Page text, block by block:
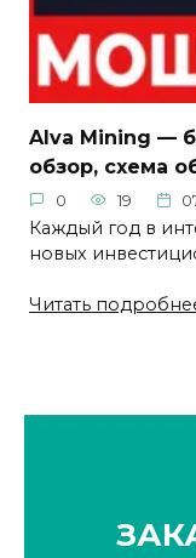
Alva Mining —
обзор, схема
0 19
Каждый год в
новых
Читать